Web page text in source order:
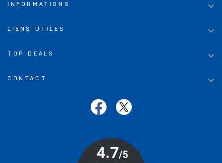
INFORMATIONS 
LIENS UTILES 
TOP DEALS 
CONTACT 